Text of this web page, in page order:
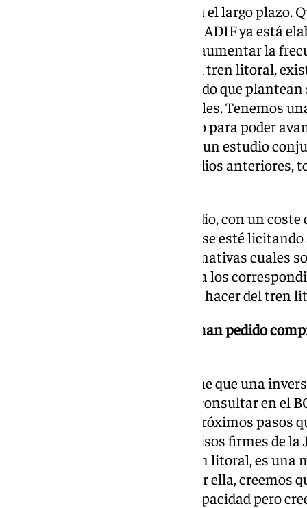
Vamos a actuar en el medio y en el largo plazo.
rendimiento al trazado actual y ADIF ya está
próximos dos años permitirán aumentar la
minutos en la línea C-1. Sobre el tren litoral,
generalmente, no han prosperado que
diferentes y a veces incompatibles. Tenemos
un estudio de viabilidad positivo para poder
primera vez se va a contemplar un estudio
y que contemple todos los estudios anteriores,
El compromiso es que ese estudio, con un
plazo de ejecución de 18 meses, se esté
Nos va a decir de todas las alternativas cuales
vista de la viabilidad y que dará a los
proyectos de construcción para hacer del tren
Desde la Junta de Andalucía le han pedido
No hay mayor compromiso firme que una
vamos a ver licitado y se podrá consultar en el
estudio seguiremos dando los próximos pasos
también solicitamos compromisos firmes de
medidas que no sean solo el tren litoral, es una
Gobierno de España apuesta por ella, creemos
de transporte público de alta capacidad pero